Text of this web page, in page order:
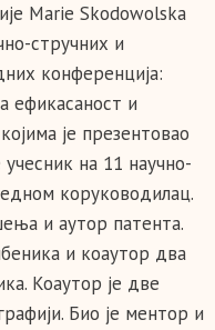
Marie Skodowolska
стручних и
конференција:
ефикасаност и
је презентовао
на 11 научно-
коруководилац.
и аутор патента.
и коаутор два
Коаутор је две
Био је ментор и